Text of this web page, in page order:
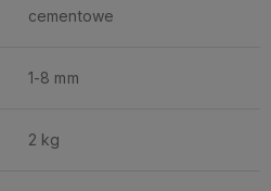
cementowe
1-8 mm
2 kg